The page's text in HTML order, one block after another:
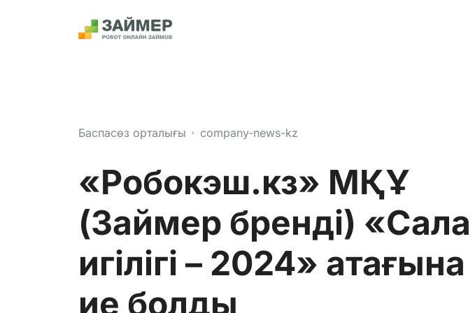
Баспасөз орталығы company-news-kz
«Робокэш.кз» МҚҰ
(Займер бренді) «Сала
игілігі – 2024» атағына
ие болды